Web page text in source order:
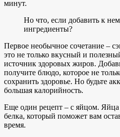
минут.
Но что, если добавить к
ингредиенты?
Первое необычное сочетание –
это не только вкусный и
источник здоровых жиров.
получите блюдо, которое не
сохранить здоровье. Но будьте
большая калорийность.
Еще один рецепт – с яйцом. Яйца
белка, который поможет вам
время.